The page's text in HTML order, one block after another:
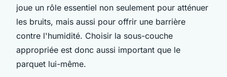
joue un rôle essentiel non seulement pour atténuer
les bruits, mais aussi pour offrir une barrière
contre l'humidité. Choisir la sous-couche
appropriée est donc aussi important que le
parquet lui-même.